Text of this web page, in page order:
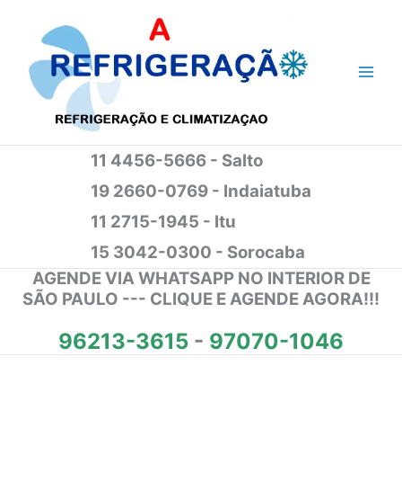
conteúdo
11 4456-5666 - Salto
19 2660-0769 - Indaiatuba
11 2715-1945 - Itu
15 3042-0300 - Sorocaba
AGENDE VIA WHATSAPP NO INTERIOR DE
SÃO PAULO --- CLIQUE E AGENDE AGORA!!!
96213-3615 - 97070-1046